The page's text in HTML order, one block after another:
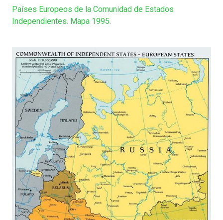
Países Europeos de la Comunidad de Estados
Independientes. Mapa 1995.